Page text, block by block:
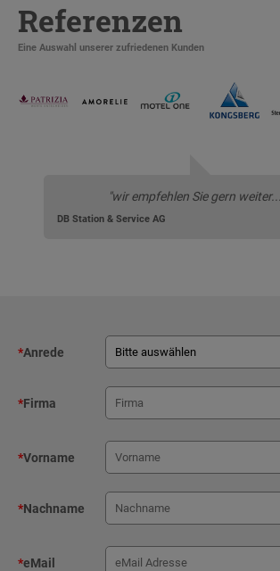
Referenzen
Eine Auswahl unserer zufriedenen Kunden
"wir empfehlen Sie gern
DB Station & Service AG
*Anrede
*Firma
*Vorname
*Nachname
*eMail